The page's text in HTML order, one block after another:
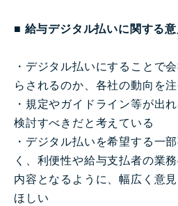
■ 給与デジタル払いに関する
・デジタル払いにすることで
らされるのか、各社の動向を
・規定やガイドライン等が出
検討すべきだと考えている
・デジタル払いを希望する一
く、利便性や給与支払者の業
内容となるように、幅広く意
ほしい